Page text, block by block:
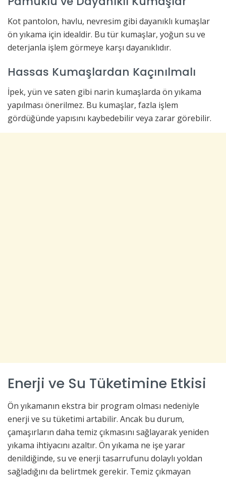
Kot pantolon, havlu, nevresim gibi dayanıklı kumaşlar
ön yıkama için idealdir. Bu tür kumaşlar, yoğun su ve
deterjanla işlem görmeye karşı dayanıklıdır.
Hassas Kumaşlardan Kaçınılmalı
İpek, yün ve saten gibi narin kumaşlarda ön yıkama
yapılması önerilmez. Bu kumaşlar, fazla işlem
gördüğünde yapısını kaybedebilir veya zarar görebilir.
Enerji ve Su Tüketimine Etkisi
Ön yıkamanın ekstra bir program olması nedeniyle
enerji ve su tüketimi artabilir. Ancak bu durum,
çamaşırların daha temiz çıkmasını sağlayarak yeniden
yıkama ihtiyacını azaltır. Ön yıkama ne işe yarar
denildiğinde, su ve enerji tasarrufunu dolaylı yoldan
sağladığını da belirtmek gerekir. Temiz çıkmayan